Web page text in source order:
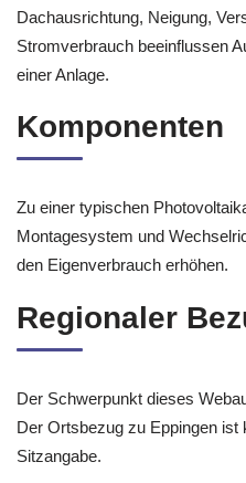
Dachausrichtung, Neigung,
Stromverbrauch beeinflussen
einer Anlage.
Komponenten
Zu einer typischen
Montagesystem und
den Eigenverbrauch erhöhen.
Regionaler
Der Schwerpunkt dieses
Der Ortsbezug zu Eppingen
Sitzangabe.